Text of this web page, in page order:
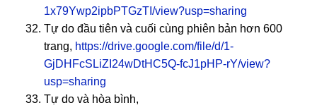
1x79Ywp2ipbPTGzTI/view?usp=sharing
Tự do đầu tiên và cuối cùng phiên bản hơn 600
trang, https://drive.google.com/file/d/1-
GjDHFcSLiZI24wDtHC5Q-fcJ1pHP-rY/view?
usp=sharing
Tự do và hòa bình,